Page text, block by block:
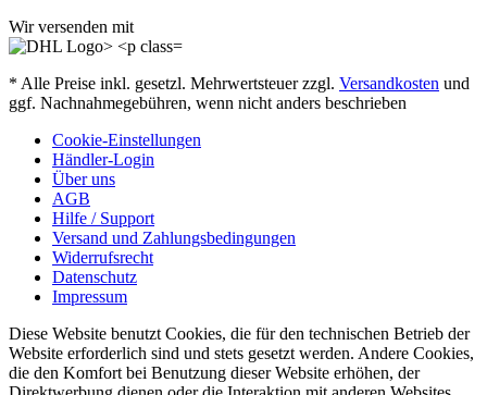
Wir versenden mit
* Alle Preise inkl. gesetzl. Mehrwertsteuer zzgl. Versandkosten und
ggf. Nachnahmegebühren, wenn nicht anders beschrieben
Cookie-Einstellungen
Händler-Login
Über uns
AGB
Hilfe / Support
Versand und Zahlungsbedingungen
Widerrufsrecht
Datenschutz
Impressum
Diese Website benutzt Cookies, die für den technischen Betrieb der
Website erforderlich sind und stets gesetzt werden. Andere Cookies,
die den Komfort bei Benutzung dieser Website erhöhen, der